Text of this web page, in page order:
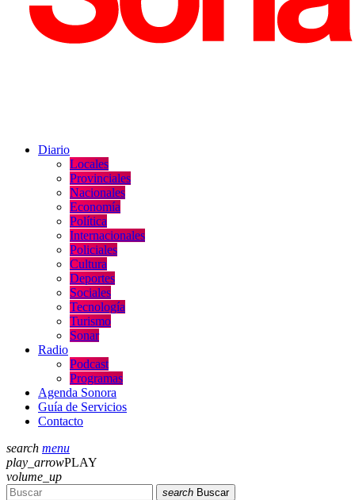
Diario
Locales
Provinciales
Nacionales
Economía
Política
Internacionales
Policiales
Cultura
Deportes
Sociales
Tecnología
Turismo
Sonar
Radio
Podcast
Programas
Agenda Sonora
Guía de Servicios
Contacto
search menu
play_arrowPLAY
volume_up
search Buscar